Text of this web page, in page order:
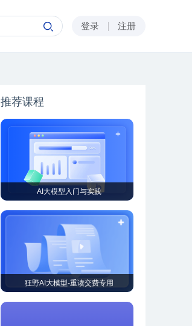
登录 注册
推荐课程
AI大模型入门与实践
狂野AI大模型-重读交费专用